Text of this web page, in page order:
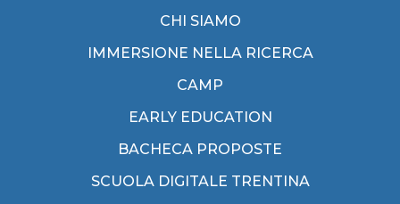
CHI SIAMO
IMMERSIONE NELLA RICERCA
CAMP
EARLY EDUCATION
BACHECA PROPOSTE
SCUOLA DIGITALE TRENTINA